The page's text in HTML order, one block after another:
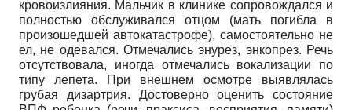
кровоизлияния. Мальчик в клинике сопровождался и
полностью обслуживался отцом (мать погибла в
произошедшей автокатастрофе), самостоятельно не
ел, не одевался. Отмечались энурез, энкопрез. Речь
отсутствовала, иногда отмечались вокализации по
типу лепета. При внешнем осмотре выявлялась
грубая дизартрия. Достоверно оценить состояние